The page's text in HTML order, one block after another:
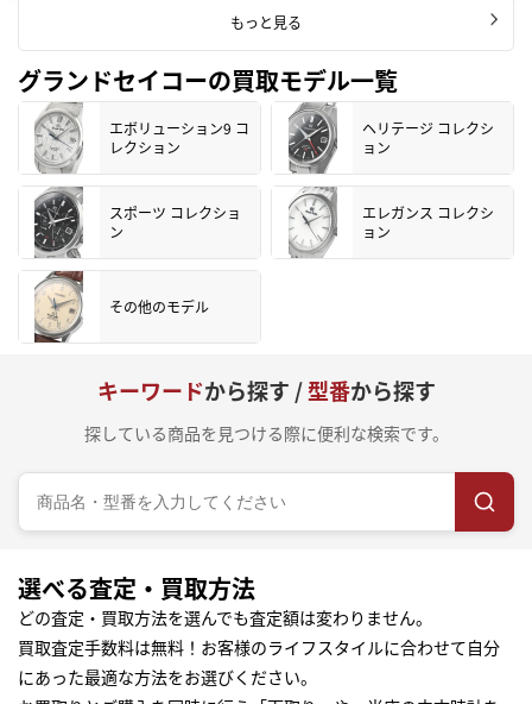
もっと見る
グランドセイコーの買取モデル一覧
エボリューション9 コ
レクション
ヘリテージ コレクシ
ョン
スポーツ コレクショ
ン
エレガンス コレクシ
ョン
その他のモデル
キーワードから探す /型番から探す
探している商品を見つける際に便利な検索です。
選べる査定・買取方法
どの査定・買取方法を選んでも査定額は変わりません。
買取査定手数料は無料！お客様のライフスタイルに合わせて自分
にあった最適な方法をお選びください。